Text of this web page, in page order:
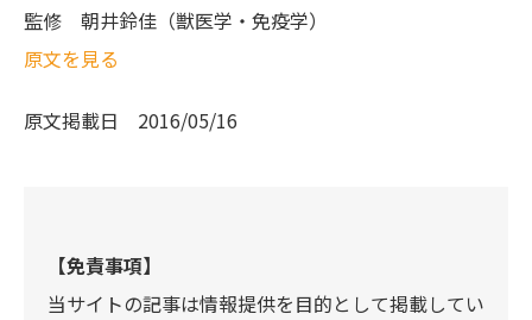
監修 朝井鈴佳（獣医学・免疫学）
原文を見る
原文掲載日 2016/05/16
【免責事項】
当サイトの記事は情報提供を目的として掲載してい